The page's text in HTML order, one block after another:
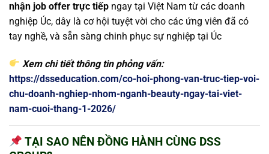
nhận job offer trực tiếp ngay tại Việt Nam từ các doanh
nghiệp Úc, dây là cơ hội tuyệt vời cho các ứng viên đã có
tay nghề, và sẵn sàng chinh phục sự nghiệp tại Úc
Xem chi tiết thông tin phỏng vấn:
https://dsseducation.com/co-hoi-phong-van-truc-tiep-voi-
chu-doanh-nghiep-nhom-nganh-beauty-ngay-tai-viet-
nam-cuoi-thang-1-2026/
TẠI SAO NÊN ĐỒNG HÀNH CÙNG DSS